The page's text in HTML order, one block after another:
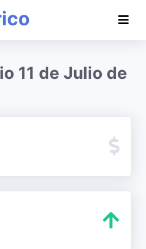
11 de Julio de